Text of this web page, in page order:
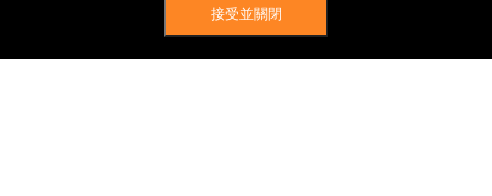
接受並關閉